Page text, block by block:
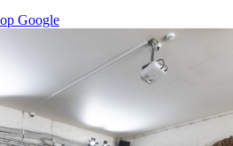
Google